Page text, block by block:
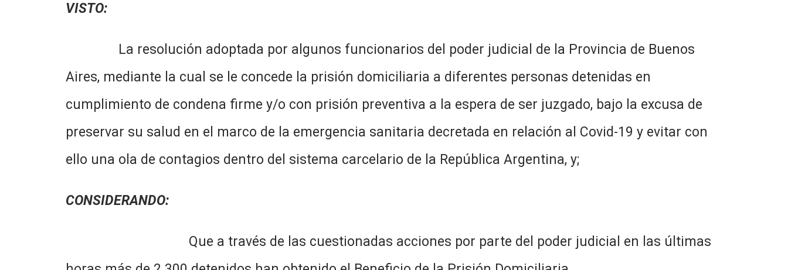
VISTO:
La resolución adoptada por algunos funcionarios del poder judicial de la Provincia de Buenos
Aires, mediante la cual se le concede la prisión domiciliaria a diferentes personas detenidas en
cumplimiento de condena firme y/o con prisión preventiva a la espera de ser juzgado, bajo la excusa de
preservar su salud en el marco de la emergencia sanitaria decretada en relación al Covid-19 y evitar con
ello una ola de contagios dentro del sistema carcelario de la República Argentina, y;
CONSIDERANDO:
Que a través de las cuestionadas acciones por parte del poder judicial en las últimas